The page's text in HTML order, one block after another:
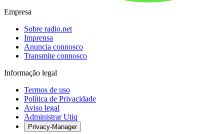
Empresa
Sobre radio.net
Imprensa
Anuncia connosco
Transmite connosco
Informação legal
Termos de uso
Política de Privacidade
Aviso legal
Administrar Utiq
Privacy-Manager